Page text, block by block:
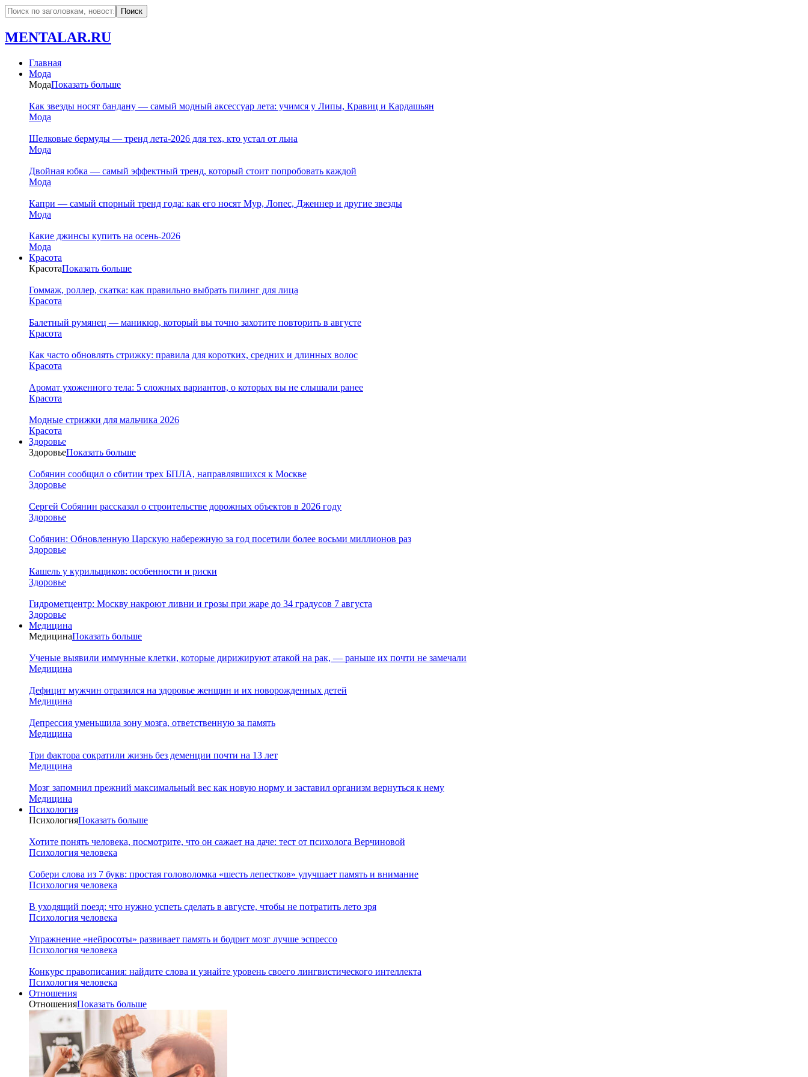
MENTALAR.RU
Главная
Мода
МодаПоказать больше
Как звезды носят бандану — самый модный аксессуар лета: учимся у Липы, Кравиц и Кардашьян
Мода
Шелковые бермуды — тренд лета-2026 для тех, кто устал от льна
Мода
Двойная юбка — самый эффектный тренд, который стоит попробовать каждой
Мода
Капри — самый спорный тренд года: как его носят Мур, Лопес, Дженнер и другие звезды
Мода
Какие джинсы купить на осень-2026
Мода
Красота
КрасотаПоказать больше
Гоммаж, роллер, скатка: как правильно выбрать пилинг для лица
Красота
Балетный румянец — маникюр, который вы точно захотите повторить в августе
Красота
Как часто обновлять стрижку: правила для коротких, средних и длинных волос
Красота
Аромат ухоженного тела: 5 сложных вариантов, о которых вы не слышали ранее
Красота
Модные стрижки для мальчика 2026
Красота
Здоровье
ЗдоровьеПоказать больше
Собянин сообщил о сбитии трех БПЛА, направлявшихся к Москве
Здоровье
Сергей Собянин рассказал о строительстве дорожных объектов в 2026 году
Здоровье
Собянин: Обновленную Царскую набережную за год посетили более восьми миллионов раз
Здоровье
Кашель у курильщиков: особенности и риски
Здоровье
Гидрометцентр: Москву накроют ливни и грозы при жаре до 34 градусов 7 августа
Здоровье
Медицина
МедицинаПоказать больше
Ученые выявили иммунные клетки, которые дирижируют атакой на рак, — раньше их почти не замечали
Медицина
Дефицит мужчин отразился на здоровье женщин и их новорожденных детей
Медицина
Депрессия уменьшила зону мозга, ответственную за память
Медицина
Три фактора сократили жизнь без деменции почти на 13 лет
Медицина
Мозг запомнил прежний максимальный вес как новую норму и заставил организм вернуться к нему
Медицина
Психология
ПсихологияПоказать больше
Хотите понять человека, посмотрите, что он сажает на даче: тест от психолога Верчиновой
Психология человека
Собери слова из 7 букв: простая головоломка «шесть лепестков» улучшает память и внимание
Психология человека
В уходящий поезд: что нужно успеть сделать в августе, чтобы не потратить лето зря
Психология человека
Упражнение «нейросоты» развивает память и бодрит мозг лучше эспрессо
Психология человека
Конкурс правописания: найдите слова и узнайте уровень своего лингвистического интеллекта
Психология человека
Отношения
ОтношенияПоказать больше